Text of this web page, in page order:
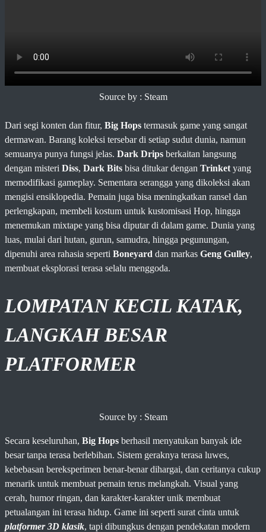
Source by : Steam
Dari segi konten dan fitur, Big Hops termasuk game yang sangat
dermawan. Barang koleksi tersebar di setiap sudut dunia, namun
semuanya punya fungsi jelas. Dark Drips berkaitan langsung
dengan misteri Diss, Dark Bits bisa ditukar dengan Trinket yang
memodifikasi gameplay. Sementara serangga yang dikoleksi akan
mengisi ensiklopedia. Pemain juga bisa meningkatkan ransel dan
perlengkapan, membeli kostum untuk kustomisasi Hop, hingga
menemukan mixtape yang bisa diputar di dalam game. Dunia yang
luas, mulai dari hutan, gurun, samudra, hingga pegunungan,
dipenuhi area rahasia seperti Boneyard dan markas Geng Gulley,
membuat eksplorasi terasa selalu menggoda.
LOMPATAN KECIL KATAK,
LANGKAH BESAR
PLATFORMER
Source by : Steam
Secara keseluruhan, Big Hops berhasil menyatukan banyak ide
besar tanpa terasa berlebihan. Sistem geraknya terasa luwes,
kebebasan bereksperimen benar-benar dihargai, dan ceritanya cukup
menarik untuk membuat pemain terus melangkah. Visual yang
cerah, humor ringan, dan karakter-karakter unik membuat
petualangan ini terasa hidup. Game ini seperti surat cinta untuk
platformer 3D klasik, tapi dibungkus dengan pendekatan modern